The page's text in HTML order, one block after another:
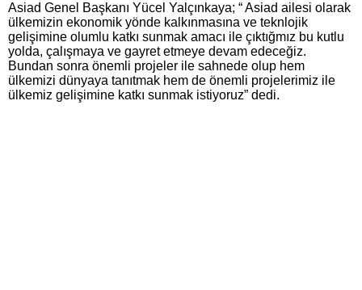
Asiad Genel Başkanı Yücel Yalçınkaya; “ Asiad ailesi olarak
ülkemizin ekonomik yönde kalkınmasına ve teknlojik
gelişimine olumlu katkı sunmak amacı ile çıktığmız bu kutlu
yolda, çalışmaya ve gayret etmeye devam edeceğiz.
Bundan sonra önemli projeler ile sahnede olup hem
ülkemizi dünyaya tanıtmak hem de önemli projelerimiz ile
ülkemiz gelişimine katkı sunmak istiyoruz” dedi.